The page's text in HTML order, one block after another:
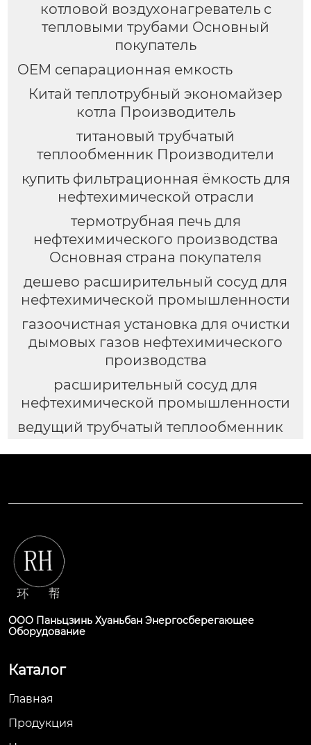
котловой воздухонагреватель с
тепловыми трубами Основный
покупатель
OEM сепарационная емкость
Китай теплотрубный экономайзер
котла Производитель
титановый трубчатый
теплообменник Производители
купить фильтрационная ёмкость для
нефтехимической отрасли
термотрубная печь для
нефтехимического производства
Основная страна покупателя
дешево расширительный сосуд для
нефтехимической промышленности
газоочистная установка для очистки
дымовых газов нефтехимического
производства
расширительный сосуд для
нефтехимической промышленности
ведущий трубчатый теплообменник
ООО Паньцзинь Хуаньбан Энергосберегающее
Оборудование
Каталог
Главная
Продукция